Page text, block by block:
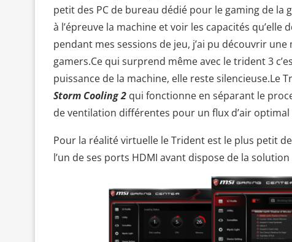
petit des PC de bureau dédié pour le gaming de
à l’épreuve la machine et voir les capacités
pendant mes sessions de jeu, j’ai pu découvrir
gamers.Ce qui surprend même avec le trident 3
puissance de la machine, elle reste silencieuse.Le
Storm Cooling 2 qui fonctionne en séparant le
de ventilation différentes pour un flux d’air
Pour la réalité virtuelle le Trident est le plus petit
l’un de ses ports HDMI avant dispose de la solution